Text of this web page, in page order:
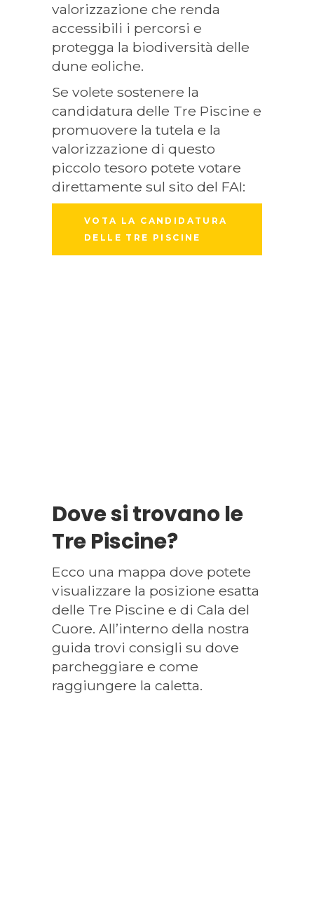
valorizzazione che renda
accessibili i percorsi e
protegga la biodiversità delle
dune eoliche.
Se volete sostenere la
candidatura delle Tre Piscine e
promuovere la tutela e la
valorizzazione di questo
piccolo tesoro potete votare
direttamente sul sito del FAI:
VOTA LA CANDIDATURA
DELLE TRE PISCINE
Dove si trovano le
Tre Piscine?
Ecco una mappa dove potete
visualizzare la posizione esatta
delle Tre Piscine e di Cala del
Cuore. All’interno della nostra
guida trovi consigli su dove
parcheggiare e come
raggiungere la caletta.